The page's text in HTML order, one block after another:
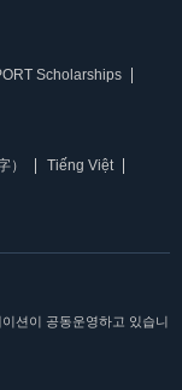
Scholarships
）
Tiếng Việt
션이 공동운영하고 있습니